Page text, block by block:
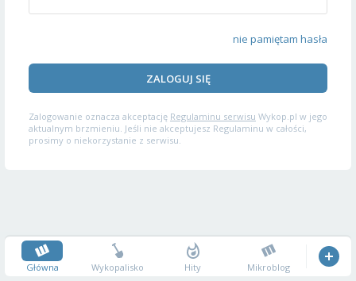
nie pamiętam hasła
ZALOGUJ SIĘ
Zalogowanie oznacza akceptację Regulaminu serwisu Wykop.pl w jego
aktualnym brzmieniu. Jeśli nie akceptujesz Regulaminu w całości,
prosimy o niekorzystanie z serwisu.
Główna Wykopalisko Hity Mikroblog